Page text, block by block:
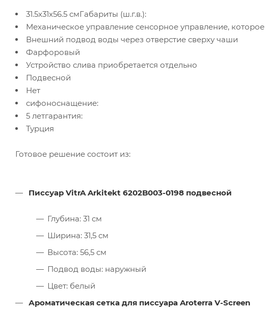
31.5x31x56.5 смГабариты (ш.г.в.):
Механическое управление сенсорное управление,
Внешний подвод воды через отверстие сверху чаши
Фарфоровый
Устройство слива приобретается отдельно
Подвесной
Нет
сифоноснащение:
5 летгарантия:
Турция
Готовое решение состоит из:
Писсуар VitrA Arkitekt 6202B003-0198 подвесной
Глубина: 31 см
Ширина: 31,5 см
Высота: 56,5 см
Подвод воды: наружный
Цвет: белый
Ароматическая сетка для писсуара Aroterra V-Screen